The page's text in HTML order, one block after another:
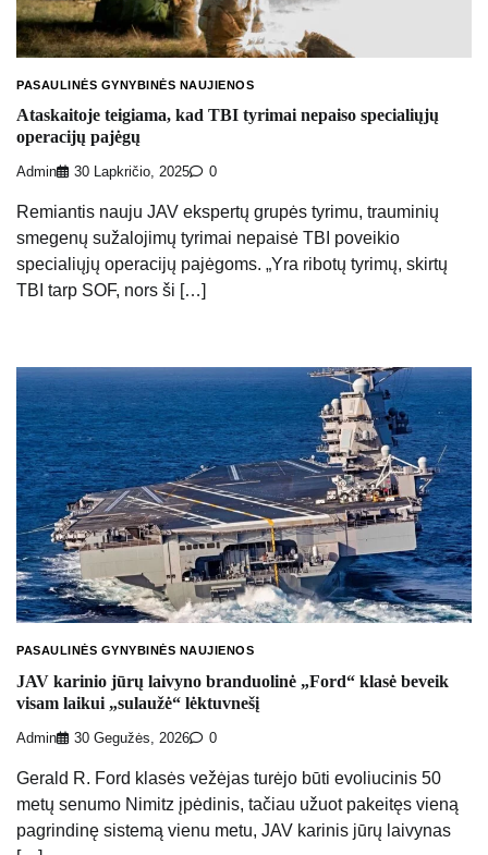
PASAULINĖS GYNYBINĖS NAUJIENOS
Ataskaitoje teigiama, kad TBI tyrimai nepaiso specialiųjų
operacijų pajėgų
Admin 30 Lapkričio, 2025 0
Remiantis nauju JAV ekspertų grupės tyrimu, trauminių
smegenų sužalojimų tyrimai nepaisė TBI poveikio
specialiųjų operacijų pajėgoms. „Yra ribotų tyrimų, skirtų
TBI tarp SOF, nors ši […]
PASAULINĖS GYNYBINĖS NAUJIENOS
JAV karinio jūrų laivyno branduolinė „Ford“ klasė beveik
visam laikui „sulaužė“ lėktuvnešį
Admin 30 Gegužės, 2026 0
Gerald R. Ford klasės vežėjas turėjo būti evoliucinis 50
metų senumo Nimitz įpėdinis, tačiau užuot pakeitęs vieną
pagrindinę sistemą vienu metu, JAV karinis jūrų laivynas